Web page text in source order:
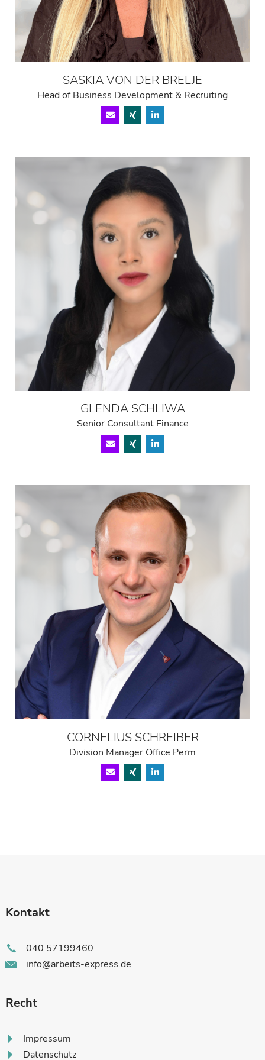
SASKIA VON DER BRELJE
Head of Business Development & Recruiting
GLENDA SCHLIWA
Senior Consultant Finance
CORNELIUS SCHREIBER
Division Manager Office Perm
Kontakt
040 57199460
info@arbeits-express.de
Recht
Impressum
Datenschutz